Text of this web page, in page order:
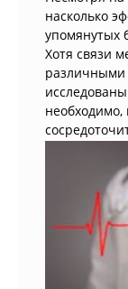
насколько
упомянутых
Хотя связи
различными
необходимо,